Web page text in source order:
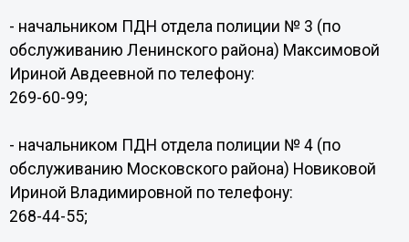
- начальником ПДН отдела полиции № 3 (по
обслуживанию Ленинского района) Максимовой
Ириной Авдеевной по телефону:
269-60-99;
- начальником ПДН отдела полиции № 4 (по
обслуживанию Московского района) Новиковой
Ириной Владимировной по телефону:
268-44-55;